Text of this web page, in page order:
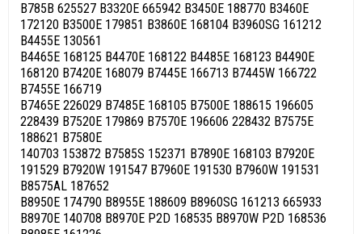
B785B 625527 B3320E 665942 B3450E 188770 B3460E
172120 B3500E 179851 B3860E 168104 B3960SG 161212
B4455E 130561
B4465E 168125 B4470E 168122 B4485E 168123 B4490E
168120 B7420E 168079 B7445E 166713 B7445W 166722
B7455E 166719
B7465E 226029 B7485E 168105 B7500E 188615 196605
228439 B7520E 179869 B7570E 196606 228432 B7575E
188621 B7580E
140703 153872 B7585S 152371 B7890E 168103 B7920E
191529 B7920W 191547 B7960E 191530 B7960W 191531
B8575AL 187652
B8950E 174790 B8955E 188609 B8960SG 161213 665933
B8970E 140708 B8970E P2D 168535 B8970W P2D 168536